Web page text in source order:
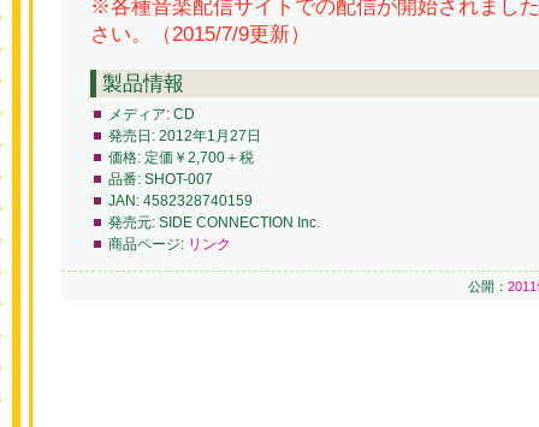
※各種音楽配信サイトでの配信が開始されまし
さい。（2015/7/9更新）
製品情報
メディア: CD
発売日: 2012年1月27日
価格: 定価￥2,700＋税
品番: SHOT-007
JAN: 4582328740159
発売元: SIDE CONNECTION Inc.
商品ページ: リンク
公開：